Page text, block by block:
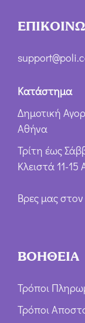
Κατάστημα
Δημοτική
Αθήνα
Τρίτη έως
Κλειστά 11-15
Βρες μας
ΒΟΗΘΕΙΑ
Τρόποι
Τρόποι